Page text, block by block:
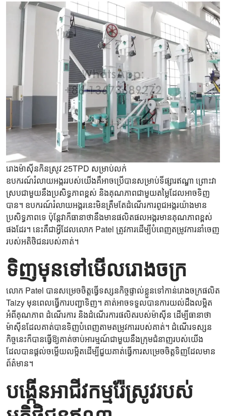
រោងម៉ាស៊ីនកិនស្រូវ 25TPD សម្រាប់លក់
ឧបករណ៍រំលាយអង្ករ​របស់យើងគឺអាចប្រើបានសម្រាប់ទីផ្សារឥណ្ឌា ព្រោះវា
ស្របជាមួយនឹងប្រសិទ្ធភាពខ្ពស់ និងគុណភាពជាមួយតម្លៃដែលអាចទិញ
បាន។ ឧបករណ៍រំលាយអង្ករនេះមិនត្រឹមតែដំណើរការពូជអង្ករ​យ៉ាងមាន
ប្រសិទ្ធភាពទេ ប៉ុន្តែវាក៏ធានាថានឹងមានផលិតផលអង្ករមានគុណភាពខ្ពស់
ផងដែរ។ នេះគឺជាអ្វីដែលលោក Patel ត្រូវការដើម្បីបំពេញតម្រូវការនាំចេញ
របស់អតិថិជនរបស់គាត់។
ទិញមុនទៅមើលរោងចក្រ
លោក Patel បានសម្រេចចិត្តធ្វើទស្សនកិច្ចផ្ទាល់ខ្លួនទៅកាន់រោងចក្រផលិត
Taizy មុនពេលធ្វើការបញ្ជាទិញ។ គាត់អាចទទួលបានការយល់ដឹងលម្អិត
អំពីគុណភាព ដំណើរការ និងដំណើរការផលិតរបស់ម៉ាស៊ីន ដើម្បីធានាថា
ម៉ាស៊ីនដែលគាត់បានទិញបំពេញតាមតម្រូវការរបស់គាត់។ ដំណើរទស្សន
កិច្ចនេះក៏បានធ្វើឱ្យគាត់ចាប់អារម្មណ៍ជាមួយនឹងក្រុមជំនាញរបស់យើង
ដែលបានផ្តល់ចម្លើយលម្អិតដើម្បីជួយគាត់ធ្វើការសម្រេចចិត្តទិញដែលមាន
ព័ត៌មាន។
បង្កើនអាជីវកម្មរ៉ែស្រូវរបស់